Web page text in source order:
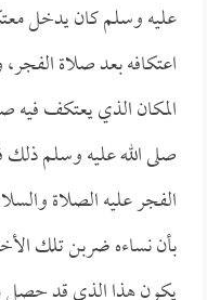
عليه وسلم كان يدخل
اعتكافه بعد صلاة الفجر،
المكان الذي يعتكف فيه
صلى الله عليه وسلم
الفجر عليه الصلاة
بأن نساءه ضربن تلك